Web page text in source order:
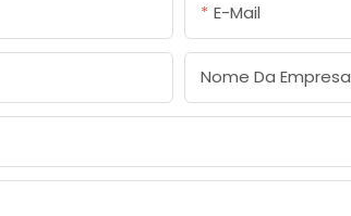
E-Mail
Nome Da Empresa